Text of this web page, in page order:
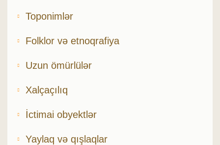
Toponimlər
Folklor və etnoqrafiya
Uzun ömürlülər
Xalçaçılıq
İctimai obyektlər
Yaylaq və qışlaqlar